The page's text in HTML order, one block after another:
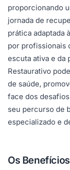
proporcionando
jornada de
prática adaptada
por profissionais
escuta ativa e da
Restaurativo
de saúde,
face dos
seu percurso de
especializado e
Os